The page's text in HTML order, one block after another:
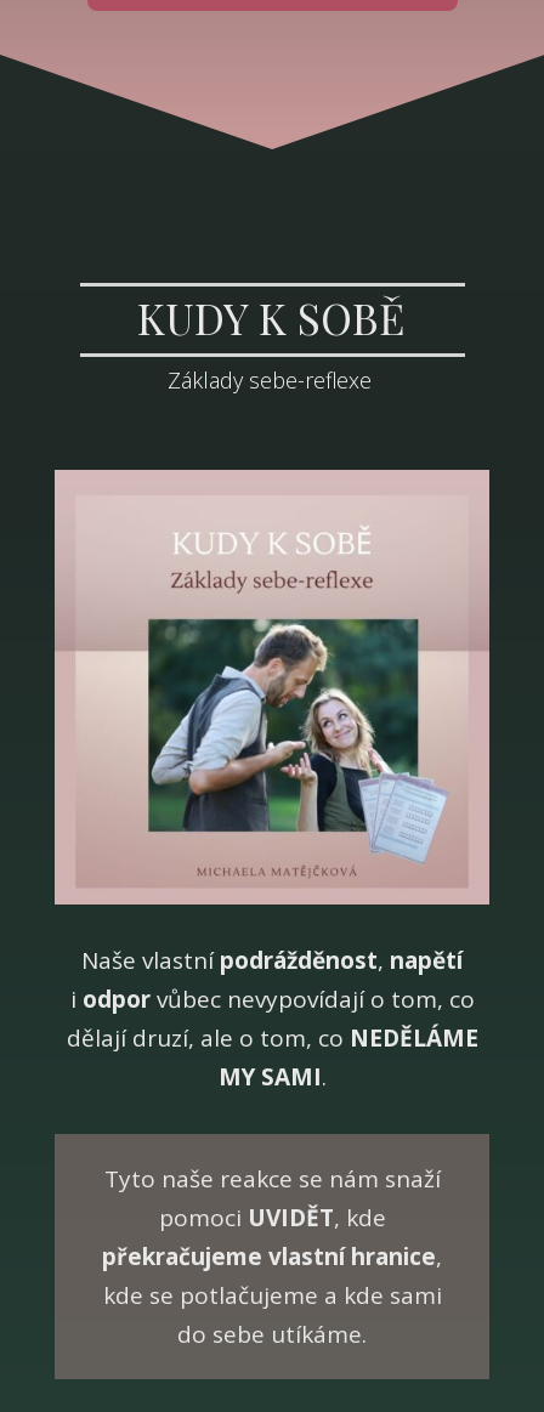
KUDY K SOBĚ
Základy sebe-reflexe
Naše vlastnípodrážděnost, napětí
i odporvůbec nevypovídají o tom, co
dělají druzí, ale o tom, co NEDĚLÁME
MY SAMI.
Tyto naše reakce se nám snaží
pomoci UVIDĚT, kde
překračujeme vlastní hranice,
kde se potlačujeme a kde sami
do sebe utíkáme.